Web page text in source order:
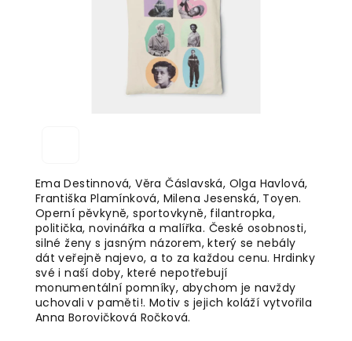
Ema Destinnová, Věra Čáslavská, Olga Havlová,
Františka Plamínková, Milena Jesenská, Toyen.
Operní pěvkyně, sportovkyně, filantropka,
politička, novinářka a malířka. České osobnosti,
silné ženy s jasným názorem, který se nebály
dát veřejně najevo, a to za každou cenu. Hrdinky
své i naší doby, které nepotřebují
monumentální pomníky, abychom je navždy
uchovali v paměti!. Motiv s jejich koláží vytvořila
Anna Borovičková Ročková.